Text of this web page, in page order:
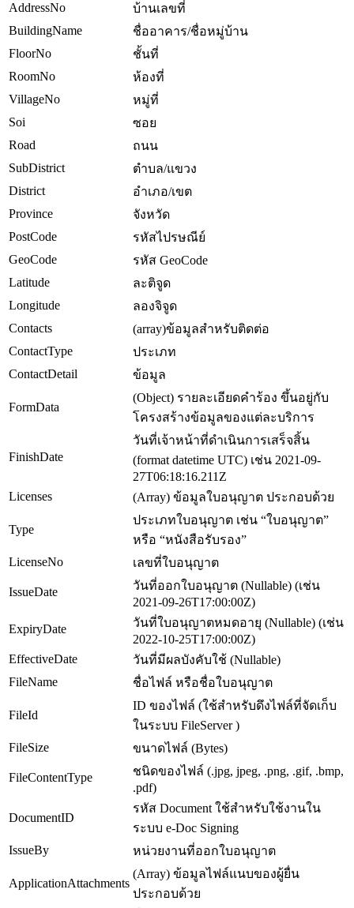
AddressNo
บ้านเลขที่
BuildingName
ชื่ออาคาร/ชื่อหมู่บ้าน
FloorNo
ชั้นที่
RoomNo
ห้องที่
VillageNo
หมู่ที่
Soi
ซอย
Road
ถนน
SubDistrict
ตำบล/แขวง
District
อำเภอ/เขต
Province
จังหวัด
PostCode
รหัสไปรษณีย์
GeoCode
รหัส GeoCode
Latitude
ละติจูด
Longitude
ลองจิจูด
Contacts
(array)ข้อมูลสำหรับติดต่อ
ContactType
ประเภท
ContactDetail
ข้อมูล
FormData
(Object) รายละเอียดคำร้อง ขึ้นอยู่กับ
โครงสร้างข้อมูลของแต่ละบริการ
FinishDate
วันที่เจ้าหน้าที่ดำเนินการเสร็จสิ้น
(format datetime UTC) เช่น 2021-09-
27T06:18:16.211Z
Licenses
(Array) ข้อมูลใบอนุญาต ประกอบด้วย
Type
ประเภทใบอนุญาต เช่น “ใบอนุญาต”
หรือ “หนังสือรับรอง”
LicenseNo
เลขที่ใบอนุญาต
IssueDate
วันที่ออกใบอนุญาต (Nullable) (เช่น
2021-09-26T17:00:00Z)
ExpiryDate
วันที่ใบอนุญาตหมดอายุ (Nullable) (เช่น
2022-10-25T17:00:00Z)
EffectiveDate
วันที่มีผลบังคับใช้ (Nullable)
FileName
ชื่อไฟล์ หรือชื่อใบอนุญาต
FileId
ID ของไฟล์ (ใช้สำหรับดึงไฟล์ที่จัดเก็บ
ในระบบ FileServer )
FileSize
ขนาดไฟล์ (Bytes)
FileContentType
ชนิดของไฟล์ (.jpg, jpeg, .png, .gif, .bmp,
.pdf)
DocumentID
รหัส Document ใช้สำหรับใช้งานใน
ระบบ e-Doc Signing
IssueBy
หน่วยงานที่ออกใบอนุญาต
ApplicationAttachments
(Array) ข้อมูลไฟล์แนบของผู้ยื่น
ประกอบด้วย